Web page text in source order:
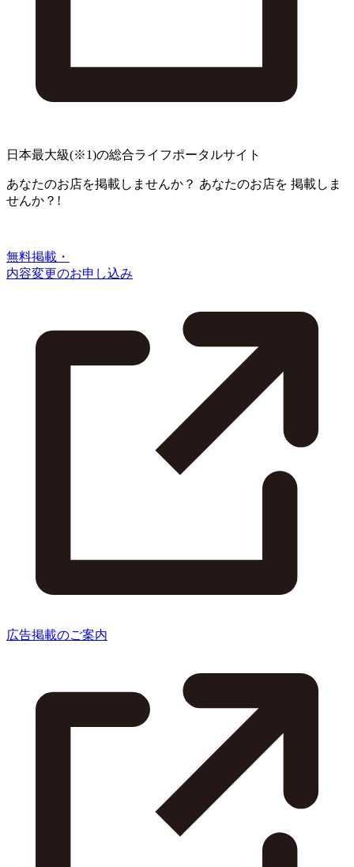
日本最大級(※1)の総合ライフポータルサイト
あなたのお店を掲載しませんか？ あなたのお店を 掲載しま
せんか？!
無料掲載・
内容変更のお申し込み
広告掲載のご案内